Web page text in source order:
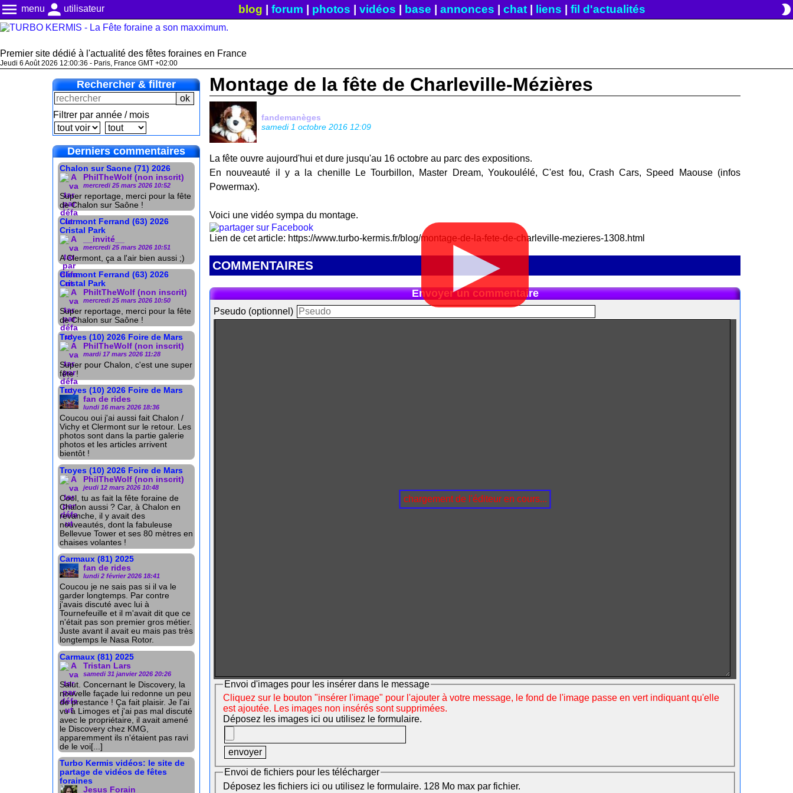
menu menu person utilisateur blog forum photos vidéos base annonces chat| liens fil d'actualités brightness_2
Premier site dédié à l'actualité des fêtes foraines en France
Jeudi 6 Août 2026 12:00:36 - Paris, France GMT +02:00
Rechercher & filtrer
Filtrer par année / mois
Derniers commentaires
Chalon sur Saone (71) 2026
PhilTheWolf (non inscrit)
mercredi 25 mars 2026 10:52
Super reportage, merci pour la fête
de Chalon sur Saône !
Clermont Ferrand (63) 2026
Cristal Park
__invité__
mercredi 25 mars 2026 10:51
A Clermont, ça a l'air bien aussi ;)
Clermont Ferrand (63) 2026
Cristal Park
PhiltTheWolf (non inscrit)
mercredi 25 mars 2026 10:50
Super reportage, merci pour la fête
de Chalon sur Saône !
Troyes (10) 2026 Foire de Mars
PhilTheWolf (non inscrit)
mardi 17 mars 2026 11:28
Super pour Chalon, c'est une super
fête !
Troyes (10) 2026 Foire de Mars
fan de rides
lundi 16 mars 2026 18:36
Coucou oui j'ai aussi fait Chalon /
Vichy et Clermont sur le retour. Les
photos sont dans la partie galerie
photos et les articles arrivent
bientôt !
Troyes (10) 2026 Foire de Mars
PhilTheWolf (non inscrit)
jeudi 12 mars 2026 10:48
Cool, tu as fait la fête foraine de
Chalon aussi ? Car, à Chalon en
revanche, il y avait des
nouveautés, dont la fabuleuse
Bellevue Tower et ses 80 mètres en
chaises volantes !
Carmaux (81) 2025
fan de rides
lundi 2 février 2026 18:41
Coucou je ne sais pas si il va le
garder longtemps. Par contre
j'avais discuté avec lui à
Tournefeuille et il m'avait dit que ce
n'était pas son premier gros métier.
Juste avant il avait eu mais pas très
longtemps le Nasa Rotor.
Carmaux (81) 2025
Tristan Lars
samedi 31 janvier 2026 20:26
Salut. Concernant le Discovery, la
nouvelle façade lui redonne un peu
de prestance ! Ça fait plaisir. Je l'ai
vu à Limoges et j'ai pas mal discuté
avec le propriétaire, il avait amené
le Discovery chez KMG,
apparemment ils n'étaient pas ravi
de le voi[...]
Turbo Kermis vidéos: le site de
partage de vidéos de fêtes
foraines
Jesus Forain
Montage de la fête de Charleville-Mézières
fandemanèges
samedi 1 octobre 2016 12:09
La fête ouvre aujourd'hui et dure jusqu'au 16 octobre au parc des expositions.
En nouveauté il y a la chenille Le Tourbillon, Master Dream, Youkoulélé, C'est fou, Crash Cars, Speed Maouse (infos
Powermax).
Voici une vidéo sympa du montage.
▶
Lien de cet article: https://www.turbo-kermis.fr/blog/montage-de-la-fete-de-charleville-mezieres-1308.html
COMMENTAIRES
Envoyer un commentaire
Pseudo (optionnel)
chargement de l'éditeur en cours...
Envoi d'images pour les insérer dans le message
Cliquez sur le bouton "insérer l'image" pour l'ajouter à votre message, le fond de l'image passe en vert indiquant qu'elle
est ajoutée. Les images non insérés sont supprimées.
Déposez les images ici ou utilisez le formulaire.
Envoi de fichiers pour les télécharger
Déposez les fichiers ici ou utilisez le formulaire. 128 Mo max par fichier.